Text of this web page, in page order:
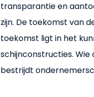
transparantie en
zijn. De toekomst van
toekomst ligt in het
schijnconstructies. Wie
bestrijdt